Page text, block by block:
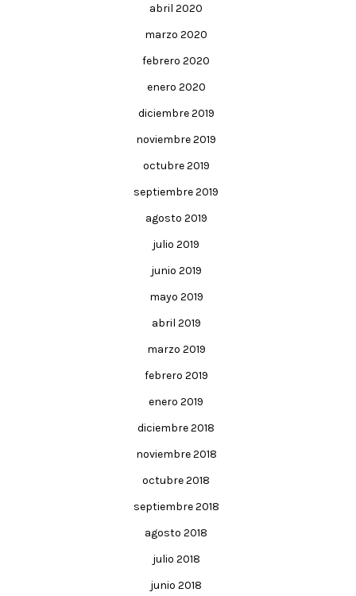
abril 2020
marzo 2020
febrero 2020
enero 2020
diciembre 2019
noviembre 2019
octubre 2019
septiembre 2019
agosto 2019
julio 2019
junio 2019
mayo 2019
abril 2019
marzo 2019
febrero 2019
enero 2019
diciembre 2018
noviembre 2018
octubre 2018
septiembre 2018
agosto 2018
julio 2018
junio 2018